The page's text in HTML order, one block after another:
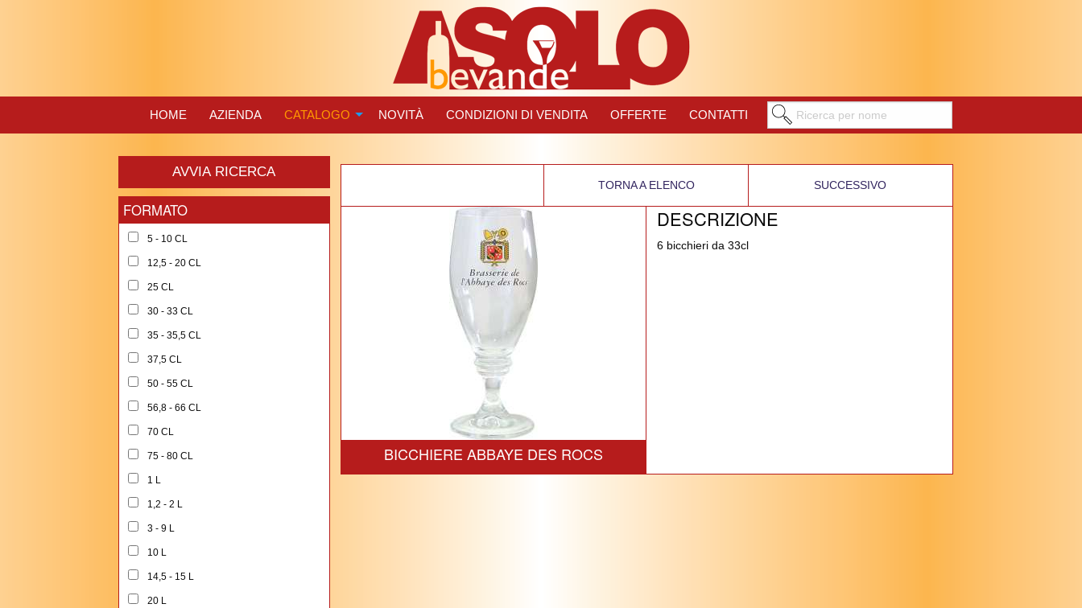
HOME AZIENDA CATALOGO NOVITÀ CONDIZIONI DI VENDITA OFFERTE CONTATTI
FORMATO
5 - 10 CL
12,5 - 20 CL
25 CL
30 - 33 CL
35 - 35,5 CL
37,5 CL
50 - 55 CL
56,8 - 66 CL
70 CL
75 - 80 CL
1 L
1,2 - 2 L
3 - 9 L
10 L
14,5 - 15 L
20 L
TORNA A ELENCO SUCCESSIVO
DESCRIZIONE
6 bicchieri da 33cl
BICCHIERE ABBAYE DES ROCS